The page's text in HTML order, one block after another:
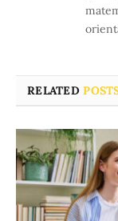
RELATED